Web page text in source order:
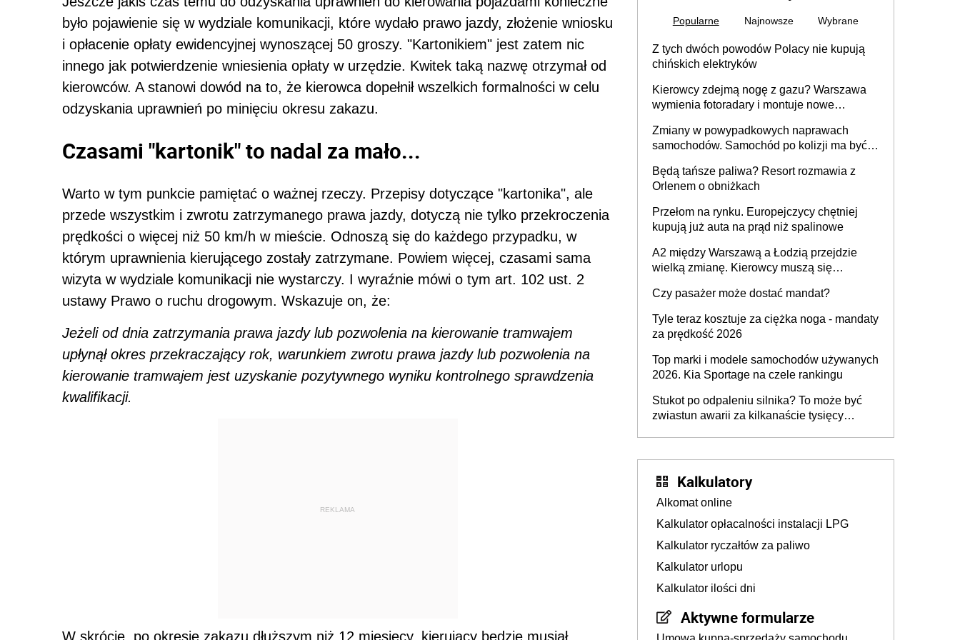
było pojawienie się w wydziale komunikacji, które wydało prawo jazdy, złożenie wniosku
i opłacenie opłaty ewidencyjnej wynoszącej 50 groszy. "Kartonikiem" jest zatem nic
innego jak potwierdzenie wniesienia opłaty w urzędzie. Kwitek taką nazwę otrzymał od
kierowców. A stanowi dowód na to, że kierowca dopełnił wszelkich formalności w celu
odzyskania uprawnień po minięciu okresu zakazu.
Czasami "kartonik" to nadal za mało...
Warto w tym punkcie pamiętać o ważnej rzeczy. Przepisy dotyczące "kartonika", ale
przede wszystkim i zwrotu zatrzymanego prawa jazdy, dotyczą nie tylko przekroczenia
prędkości o więcej niż 50 km/h w mieście. Odnoszą się do każdego przypadku, w
którym uprawnienia kierującego zostały zatrzymane. Powiem więcej, czasami sama
wizyta w wydziale komunikacji nie wystarczy. I wyraźnie mówi o tym art. 102 ust. 2
ustawy Prawo o ruchu drogowym. Wskazuje on, że:
Jeżeli od dnia zatrzymania prawa jazdy lub pozwolenia na kierowanie tramwajem
upłynął okres przekraczający rok, warunkiem zwrotu prawa jazdy lub pozwolenia na
kierowanie tramwajem jest uzyskanie pozytywnego wyniku kontrolnego sprawdzenia
kwalifikacji.
REKLAMA
W skrócie, po okresie zakazu dłuższym niż 12 miesięcy, kierujący będzie musiał
Popularne Najnowsze Wybrane
Z tych dwóch powodów Polacy nie kupują
chińskich elektryków
Kierowcy zdejmą nogę z gazu? Warszawa
wymienia fotoradary i montuje nowe
Zmiany w powypadkowych naprawach
samochodów. Samochód po kolizji ma być
technologią producenta
Będą tańsze paliwa? Resort rozmawia z
Orlenem o obniżkach
Przełom na rynku. Europejczycy chętniej
kupują już auta na prąd niż spalinowe
A2 między Warszawą a Łodzią przejdzie
wielką zmianę. Kierowcy muszą się
Czy pasażer może dostać mandat?
Tyle teraz kosztuje za ciężka noga - mandaty
za prędkość 2026
Top marki i modele samochodów używanych
2026. Kia Sportage na czele rankingu
Stukot po odpaleniu silnika? To może być
zwiastun awarii za kilkanaście tysięcy
Kalkulatory
Alkomat online
Kalkulator opłacalności instalacji LPG
Kalkulator ryczałtów za paliwo
Kalkulator urlopu
Kalkulator ilości dni
Aktywne formularze